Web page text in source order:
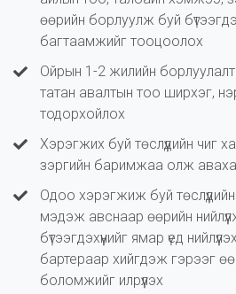
өөрийн борлуулж буй
багтаамжийг тооцоолох
Ойрын 1-2 жилийн
татан авалтын тоо ширхэг,
тодорхойлох
Хэрэгжих буй төслүүдийн чиг
зэргийн баримжаа олж
Одоо хэрэгжиж буй
мэдэж авснаар өөрийн
бүтээгдэхүүнийг ямар үед
бартераар хийгдэж гэрээг
боломжийг илрүүлэх